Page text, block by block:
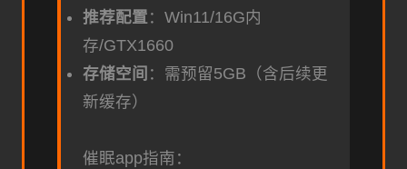
​推荐配置​ ​：Win11/16G内
存/GTX1660
​存储空间​ ​：需预留5GB（含后续更
新缓存）
催眠app指南：